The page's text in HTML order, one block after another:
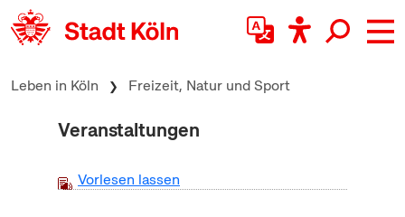
zum Inhalt springen
Leben in Köln Freizeit, Natur und Sport
Veranstaltungen
Vorlesen lassen